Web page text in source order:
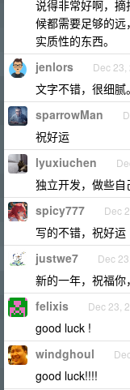
说得非常好啊，
候都需要足够的
实质性的东西。
jenlors Dec 23,
文字不错，很细腻。
sparrowMan
祝好运
lyuxiuchen
独立开发，做些自
spicy777 Dec
写的不错，祝好运
justwe7 Dec
新的一年，祝福
felixis Dec 23,
good luck !
windghoul
good luck!!!!